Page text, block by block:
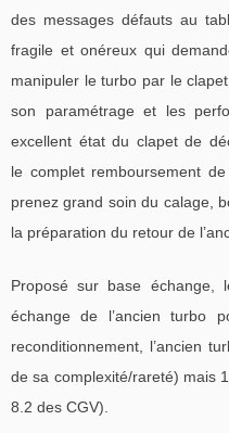
des messages défauts au
fragile et onéreux qui
manipuler le turbo par le
son paramétrage et les
excellent état du clapet de
le complet remboursement
prenez grand soin du calage,
la préparation du retour de
Proposé sur base échange,
échange de l’ancien turbo
reconditionnement, l’ancien
de sa complexité/rareté) mais
8.2 des CGV).